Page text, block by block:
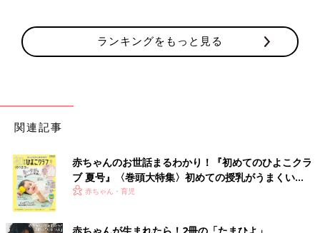
ランキングをもっと見る
関連記事
赤ちゃんのお世話まるわかり！『初めてのひよこクラ
ブ 夏号』〈巻頭大特集〉初めての授乳がうまくい
く！ おっぱい・ミルクの基本と夏のトラブル 解決テ
赤ちゃん・育児